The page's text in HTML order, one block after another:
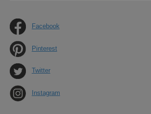
Facebook
Pinterest
Twitter
Instagram